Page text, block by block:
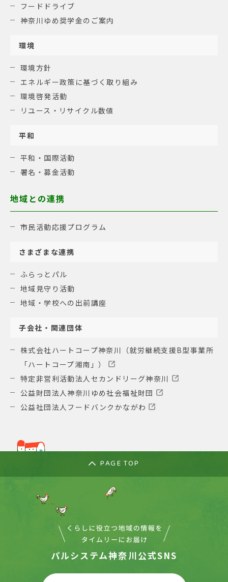
フードドライブ
神奈川ゆめ奨学金のご案内
環境
環境方針
エネルギー政策に基づく取り組み
環境啓発活動
リユース・リサイクル数値
平和
平和・国際活動
署名・募金活動
地域との連携
市民活動応援プログラム
さまざまな連携
ふらっとパル
地域見守り活動
地域・学校への出前講座
子会社・関連団体
株式会社ハートコープ神奈川（就労継続支援B型事業所
「ハートコープ湘南」）
特定非営利活動法人セカンドリーグ神奈川
公益財団法人神奈川ゆめ社会福祉財団
公益社団法人フードバンクかながわ
PAGE TOP
パルシステム神奈川公式SNS